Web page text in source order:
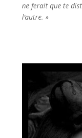
ne ferait que te
l’autre. »